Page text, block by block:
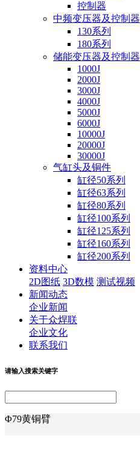
控制器
中频变压器及控制器
130系列
180系列
储能变压器及控制器
1000J
2000J
3000J
4000J
5000J
6000J
10000J
20000J
30000J
气缸头及铜件
缸径50系列
缸径63系列
缸径80系列
缸径100系列
缸径125系列
缸径160系列
缸径200系列
资料中心
2D图纸 3D数模 测试视频
新闻动态
企业新闻
关于众焊联
企业文化
联系我们
请输入搜索关键字
Φ79黄铜臂